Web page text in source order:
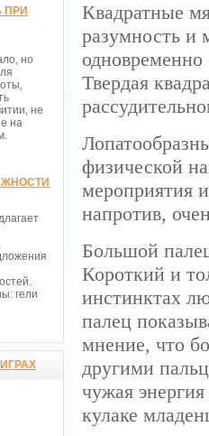
ПРИ
но
не
на
гели
Квадратные
разумность и
одновременно
Твердая
физической
мероприятия
напротив,
Большой
Короткий и
инстинктах
палец
мнение, что
другими
чужая
кулаке